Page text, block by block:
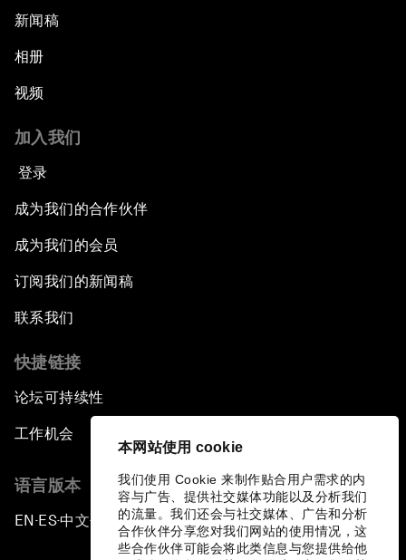
本网站使用 cookie
我们使用 Cookie 来制作贴合用户需求的内
容与广告、提供社交媒体功能以及分析我们
的流量。我们还会与社交媒体、广告和分析
合作伙伴分享您对我们网站的使用情况，这
些合作伙伴可能会将此类信息与您提供给他
新闻稿
相册
视频
加入我们
登录
成为我们的合作伙伴
成为我们的会员
订阅我们的新闻稿
联系我们
快捷链接
论坛可持续性
工作机会
语言版本
EN ▪ES▪中文▪ 日本語